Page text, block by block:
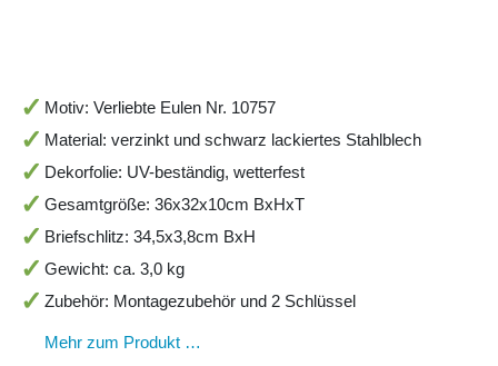
Motiv: Verliebte Eulen Nr. 10757
Material: verzinkt und schwarz lackiertes Stahlblech
Dekorfolie: UV-beständig, wetterfest
Gesamtgröße: 36x32x10cm BxHxT
Briefschlitz: 34,5x3,8cm BxH
Gewicht: ca. 3,0 kg
Zubehör: Montagezubehör und 2 Schlüssel
Mehr zum Produkt …